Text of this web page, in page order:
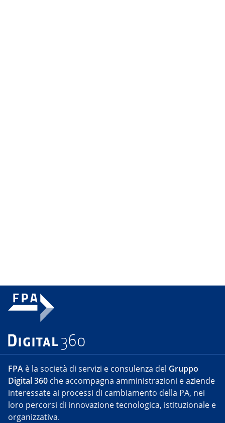
FPA è la società di servizi e consulenza del Gruppo
Digital 360 che accompagna amministrazioni e aziende
interessate ai processi di cambiamento della PA, nei
loro percorsi di innovazione tecnologica, istituzionale e
organizzativa.